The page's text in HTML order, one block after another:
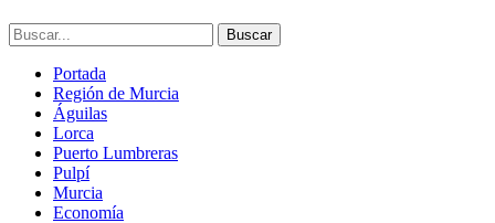
Portada
Región de Murcia
Águilas
Lorca
Puerto Lumbreras
Pulpí
Murcia
Economía